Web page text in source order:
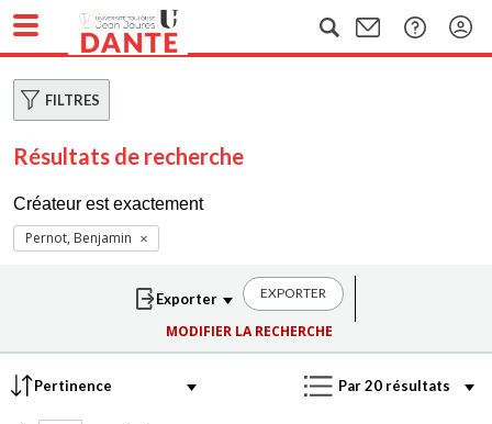
FILTRES
Résultats de recherche
Créateur est exactement
Pernot, Benjamin
EXPORTER
MODIFIER LA RECHERCHE